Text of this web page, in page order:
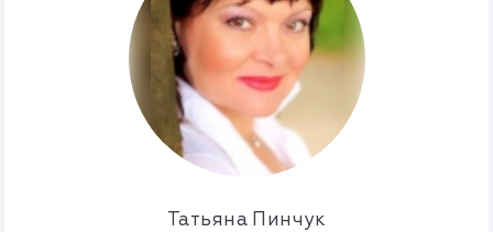
Татьяна Пинчук